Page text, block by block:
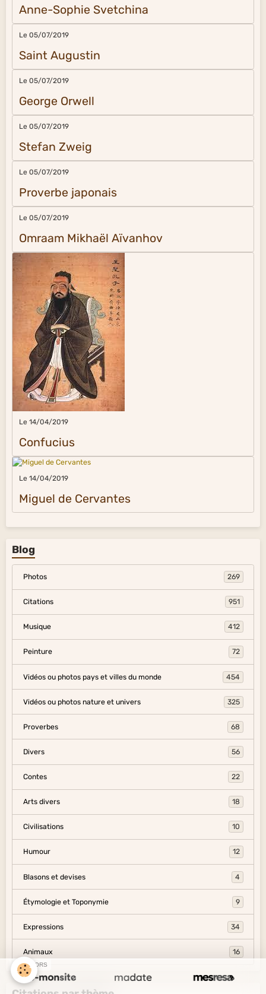
Anne-Sophie Svetchina
Le 05/07/2019
Saint Augustin
Le 05/07/2019
George Orwell
Le 05/07/2019
Stefan Zweig
Le 05/07/2019
Proverbe japonais
Le 05/07/2019
Omraam Mikhaël Aïvanhov
Le 14/04/2019
Confucius
Le 14/04/2019
Miguel de Cervantes
Blog
Photos 269
Citations 951
Musique 412
Peinture 72
Vidéos ou photos pays et villes du monde 454
Vidéos ou photos nature et univers 325
Proverbes 68
Divers 56
Contes 22
Arts divers 18
Civilisations 10
Humour 12
Blasons et devises 4
Étymologie et Toponymie 9
Expressions 34
Animaux 16
SPONSORS